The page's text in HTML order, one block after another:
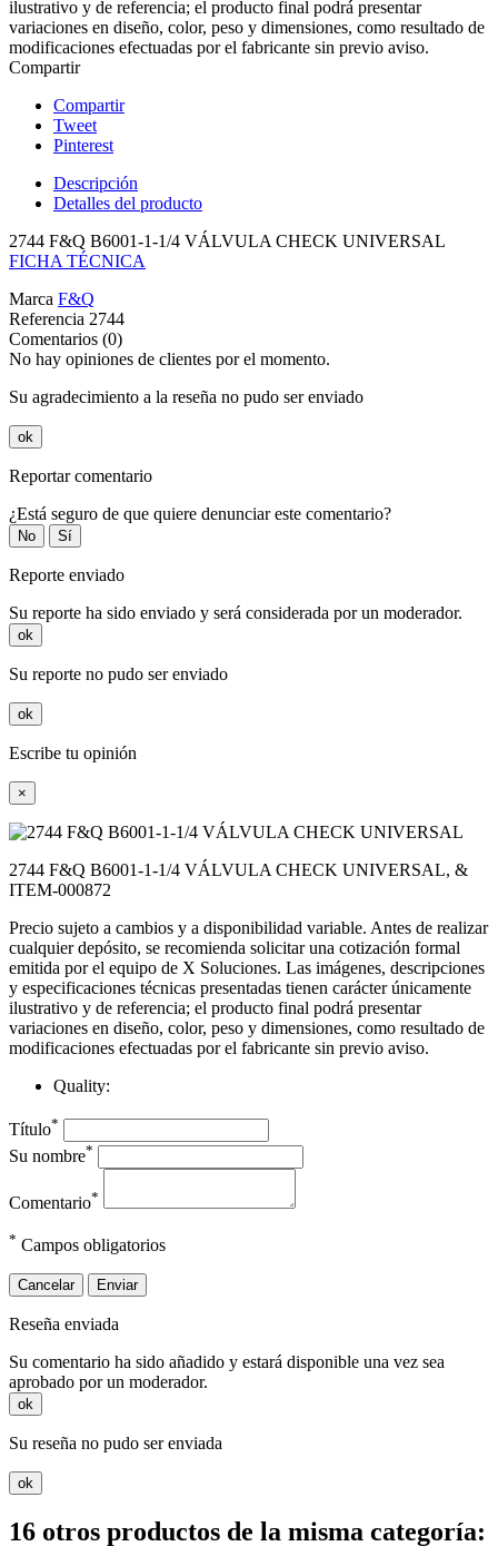
ilustrativo y de referencia; el producto final podrá presentar
variaciones en diseño, color, peso y dimensiones, como resultado de
modificaciones efectuadas por el fabricante sin previo aviso.
Compartir
Compartir
Tweet
Pinterest
Descripción
Detalles del producto
2744 F&Q B6001-1-1/4 VÁLVULA CHECK UNIVERSAL
FICHA TÉCNICA
Marca F&Q
Referencia 2744
Comentarios (0)
No hay opiniones de clientes por el momento.
Su agradecimiento a la reseña no pudo ser enviado
ok
Reportar comentario
¿Está seguro de que quiere denunciar este comentario?
No Sí
Reporte enviado
Su reporte ha sido enviado y será considerada por un moderador.
ok
Su reporte no pudo ser enviado
ok
Escribe tu opinión
×
2744 F&Q B6001-1-1/4 VÁLVULA CHECK UNIVERSAL, &
ITEM-000872
Precio sujeto a cambios y a disponibilidad variable. Antes de realizar
cualquier depósito, se recomienda solicitar una cotización formal
emitida por el equipo de X Soluciones. Las imágenes, descripciones
y especificaciones técnicas presentadas tienen carácter únicamente
ilustrativo y de referencia; el producto final podrá presentar
variaciones en diseño, color, peso y dimensiones, como resultado de
modificaciones efectuadas por el fabricante sin previo aviso.
Quality:
Título*
Su nombre*
Comentario*
* Campos obligatorios
Cancelar Enviar
Reseña enviada
Su comentario ha sido añadido y estará disponible una vez sea
aprobado por un moderador.
ok
Su reseña no pudo ser enviada
ok
16 otros productos de la misma categoría: